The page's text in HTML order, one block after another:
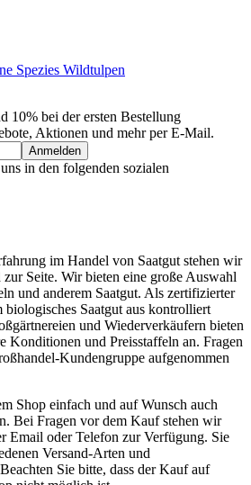
Spezies Wildtulpen
10% bei der ersten Bestellung
Aktionen und mehr per E-Mail.
in den folgenden sozialen
im Handel von Saatgut stehen wir
Seite. Wir bieten eine große Auswahl
und anderem Saatgut. Als zertifizierter
Saatgut aus kontrolliert
und Wiederverkäufern bieten
Konditionen und Preisstaffeln an. Fragen
Kundengruppe aufgenommen
Shop einfach und auf Wunsch auch
Bei Fragen vor dem Kauf stehen wir
Email oder Telefon zur Verfügung. Sie
Versand-Arten und
Sie bitte, dass der Kauf auf